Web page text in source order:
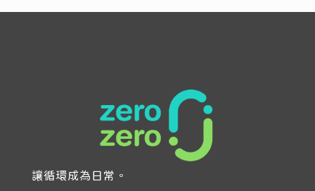
讓循環成為日常。